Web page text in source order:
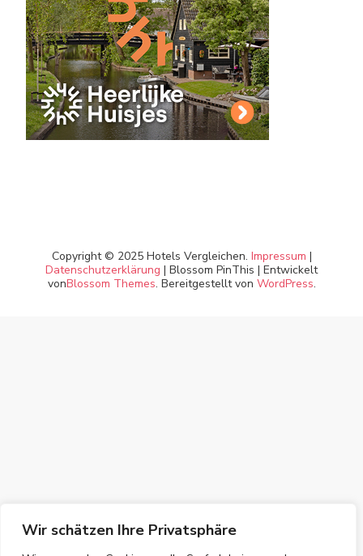
Wir schätzen Ihre Privatsphäre
Copyright © 2025 Hotels Vergleichen. Impressum |
Datenschutzerklärung | Blossom PinThis | Entwickelt
vonBlossom Themes. Bereitgestellt von WordPress.